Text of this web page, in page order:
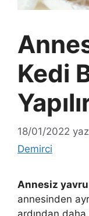
Kedi
18/01/2022
Demirci
Annesiz yavru
annesinden
ardından